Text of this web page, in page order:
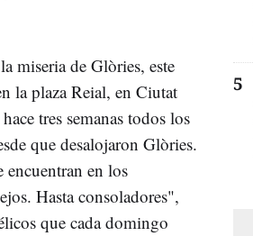
miseria deGlòries, este
la plazaReial, en Ciutat
tres semanas todos los
que desalojaron Glòries.
en los
Hasta consoladores",
que cada domingo